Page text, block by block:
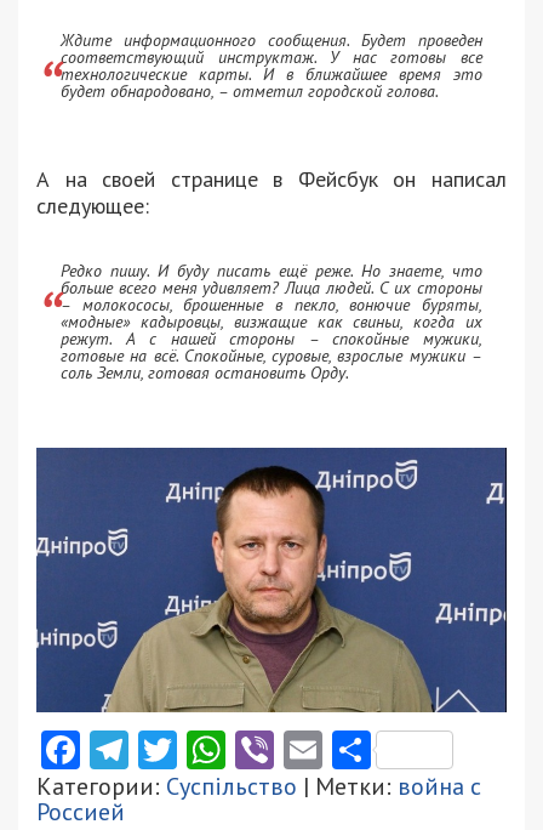
Ждите информационного сообщения. Будет проведен
соответствующий инструктаж. У нас готовы все
технологические карты. И в ближайшее время это
будет обнародовано, – отметил городской голова.
А на своей странице в Фейсбук он написал
следующее:
Редко пишу. И буду писать ещё реже. Но знаете, что
больше всего меня удивляет? Лица людей. С их стороны
– молокососы, брошенные в пекло, вонючие буряты,
«модные» кадыровцы, визжащие как свиньи, когда их
режут. А с нашей стороны – спокойные мужики,
готовые на всё. Спокойные, суровые, взрослые мужики –
соль Земли, готовая остановить Орду.
Facebook
Telegram
Twitter
WhatsApp
ViberEmail
Категории: Суспільство | Метки: война с
Россией